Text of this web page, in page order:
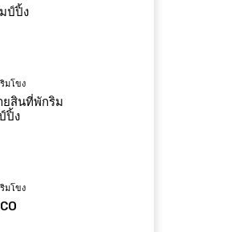
ป์ปิ้ง
มโขง
ยสินที่พักริม
ปิ้ง
มโขง